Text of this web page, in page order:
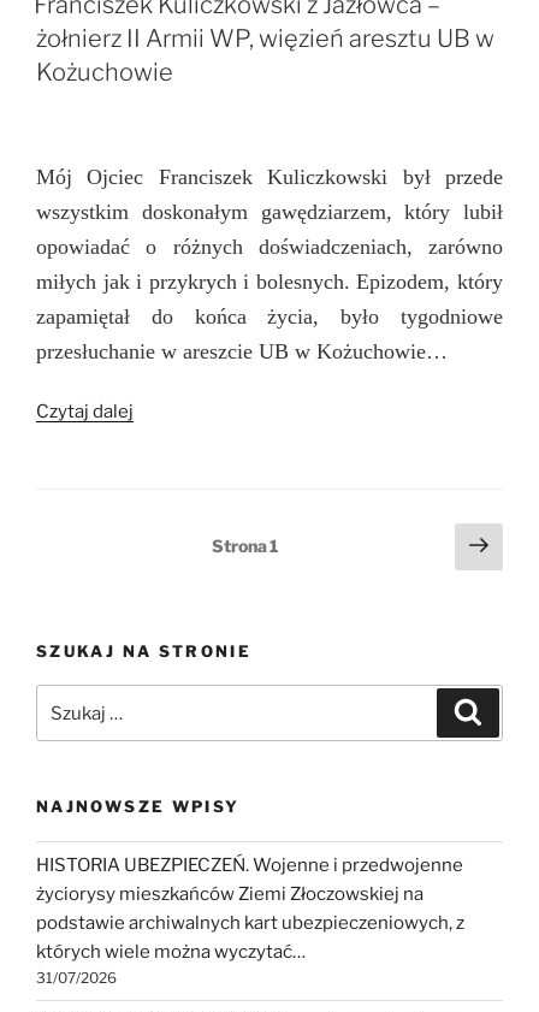
żołnierz II Armii WP, więzień aresztu UB w
Kożuchowie
Mój Ojciec Franciszek Kuliczkowski był przede
wszystkim doskonałym gawędziarzem, który lubił
opowiadać o różnych doświadczeniach, zarówno
miłych jak i przykrych i bolesnych. Epizodem, który
zapamiętał do końca życia, było tygodniowe
przesłuchanie w areszcie UB w Kożuchowie…
Czytaj dalej
WP,
Strona1
SZUKAJ NA STRONIE
NAJNOWSZE WPISY
HISTORIA UBEZPIECZEŃ. Wojenne i przedwojenne
życiorysy mieszkańców Ziemi Złoczowskiej na
podstawie archiwalnych kart ubezpieczeniowych, z
których wiele można wyczytać…
31/07/2026